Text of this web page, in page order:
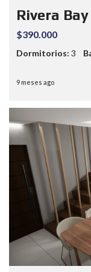
Rivera
$390.000
Dormitorios: 3
9 meses ago